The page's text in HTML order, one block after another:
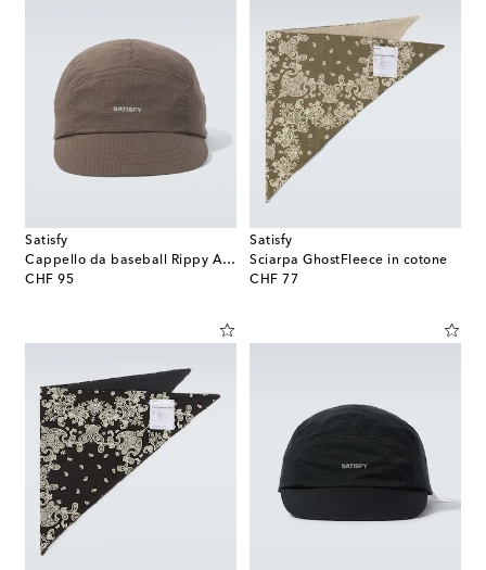
Satisfy
Cappello da baseball Rippy Air con logo
CHF 95
original price
Satisfy
Sciarpa GhostFleece in cotone
CHF 77
original price